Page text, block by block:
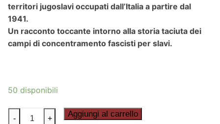
territori jugoslavi occupati dall’Italia a partire dal
1941.
Un racconto toccante intorno alla storia taciuta dei
campi di concentramento fascisti per slavi.
50 disponibili
- + Aggiungi al carrello